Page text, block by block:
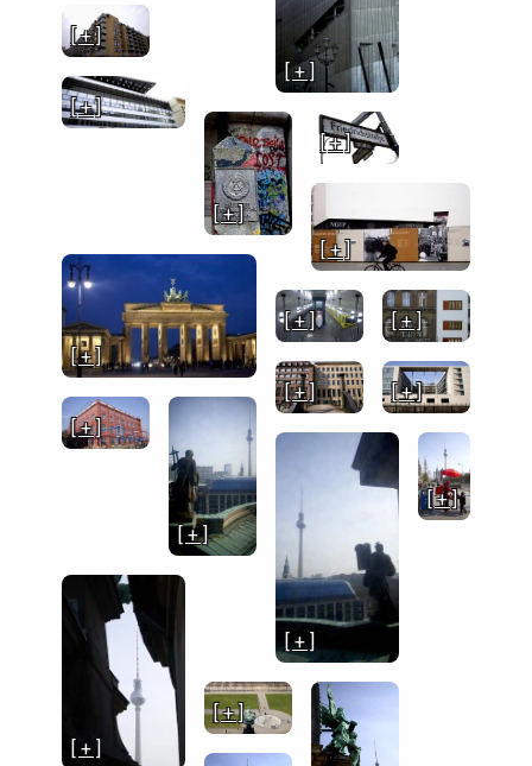
[ + ]
[ + ]
[ + ]
[ + ]
[ + ]
[ + ]
[ + ]
[ + ] [ + ]
[ + ]
[ + ]
[ + ]
[ + ]
[ + ]
[ + ]
[ + ]
[ + ]